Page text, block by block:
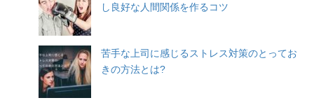
し良好な人間関係を作るコツ
苦手な上司に感じるストレス対策のとってお
きの方法とは?